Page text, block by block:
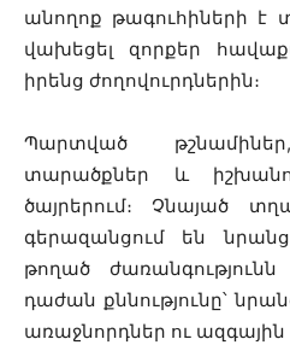
անողոք թագուհիների է
վախեցել զորքեր
իրենց ժողովուրդներին։
Պարտված
տարածքներ և
ծայրերում։ Չնայած
գերազանցում են
թողած
դաժան քննությունը՝
առաջնորդներ ու ազգային